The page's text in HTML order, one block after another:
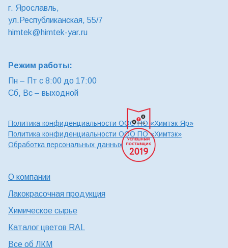
г. Ярославль,
ул.Республиканская, 55/7
himtek@himtek-yar.ru
Режим работы:
Пн – Пт с 8:00 до 17:00
Сб, Вс – выходной
Политика конфиденциальности ООО ПО «Химтэк-Яр»
Политика конфиденциальности ООО ПО «Химтэк»
Обработка персональных данных
О компании
Лакокрасочная продукция
Химическое сырье
Каталог цветов RAL
Все об ЛКМ